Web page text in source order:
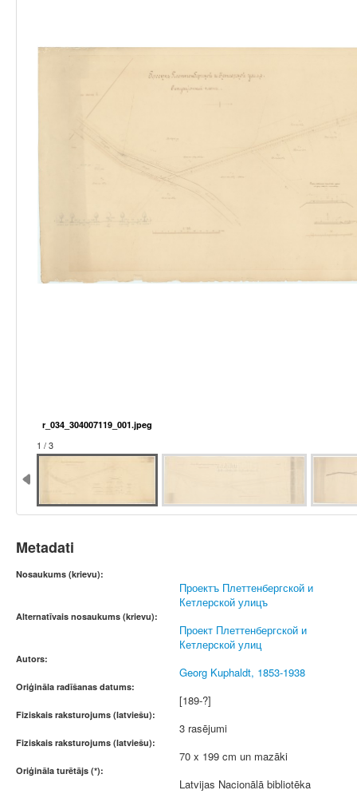
r_034_304007119_001.jpeg
1 / 3
Metadati
Nosaukums (krievu):
Проектъ Плеттенбергской и
Кетлерской улицъ
Alternatīvais nosaukums (krievu):
Проект Плеттенбергской и
Кетлерской улиц
Autors:
Georg Kuphaldt, 1853-1938
Oriģināla radīšanas datums:
[189-?]
Fiziskais raksturojums (latviešu):
3 rasējumi
Fiziskais raksturojums (latviešu):
70 x 199 cm un mazāki
Oriģināla turētājs (*):
Latvijas Nacionālā bibliotēka